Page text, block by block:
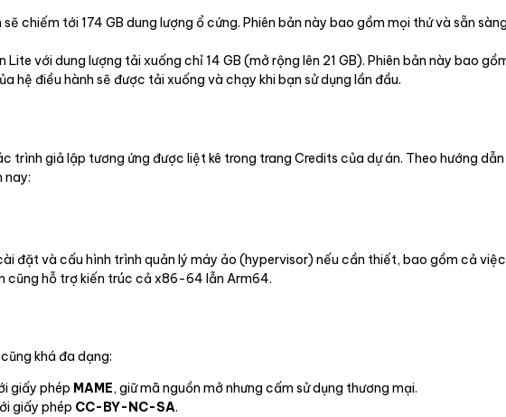
chiếm tới 174 GB dung lượng ổ cứng. Phiên bản này bao gồm mọi thứ và sẵn
Lite với dung lượng tải xuống chỉ 14 GB (mở rộng lên 21 GB). Phiên bản này bao
điều hành sẽ được tải xuống và chạy khi bạn sử dụng lần đầu.
giả lập tương ứng được liệt kê trong trang Credits của dự án. Theo hướng dẫn
nay:
đặt và cấu hình trình quản lý máy ảo (hypervisor) nếu cần thiết, bao gồm cả
cũng hỗ trợ kiến trúc cả x86-64 lẫn Arm64.
khá đa dạng:
giấy phép MAME, giữ mã nguồn mở nhưng cấm sử dụng thương mại.
giấy phép CC-BY-NC-SA.